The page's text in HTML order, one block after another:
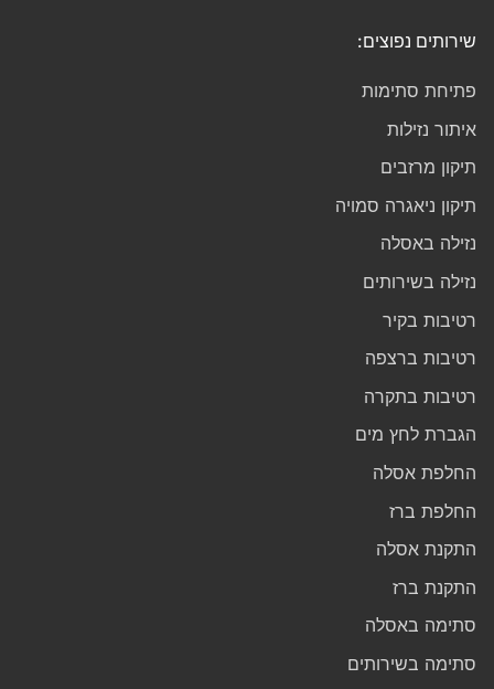
שירותים נפוצים:
פתיחת סתימות
איתור נזילות
תיקון מרזבים
תיקון ניאגרה סמויה
נזילה באסלה
נזילה בשירותים
רטיבות בקיר
רטיבות ברצפה
רטיבות בתקרה
הגברת לחץ מים
החלפת אסלה
החלפת ברז
התקנת אסלה
התקנת ברז
סתימה באסלה
סתימה בשירותים